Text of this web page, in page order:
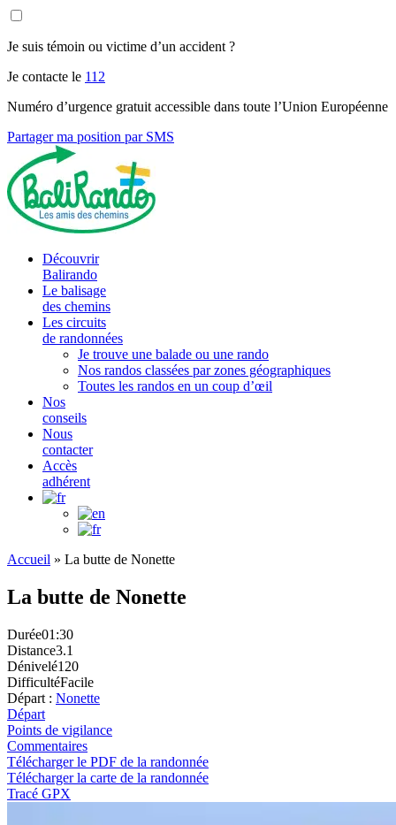
Je suis témoin ou victime d’un accident ?
Je contacte le 112
Numéro d’urgence gratuit accessible dans toute l’Union Européenne
Partager ma position par SMS
Découvrir
Balirando
Le balisage
des chemins
Les circuits
de randonnées
Je trouve une balade ou une rando
Nos randos classées par zones géographiques
Toutes les randos en un coup d’œil
Nos
conseils
Nous
contacter
Accès
adhérent
Accueil » La butte de Nonette
La butte de Nonette
Durée01:30
Distance3.1
Dénivelé120
DifficultéFacile
Départ : Nonette
Départ
Points de vigilance
Commentaires
Télécharger le PDF de la randonnée
Télécharger la carte de la randonnée
Tracé GPX